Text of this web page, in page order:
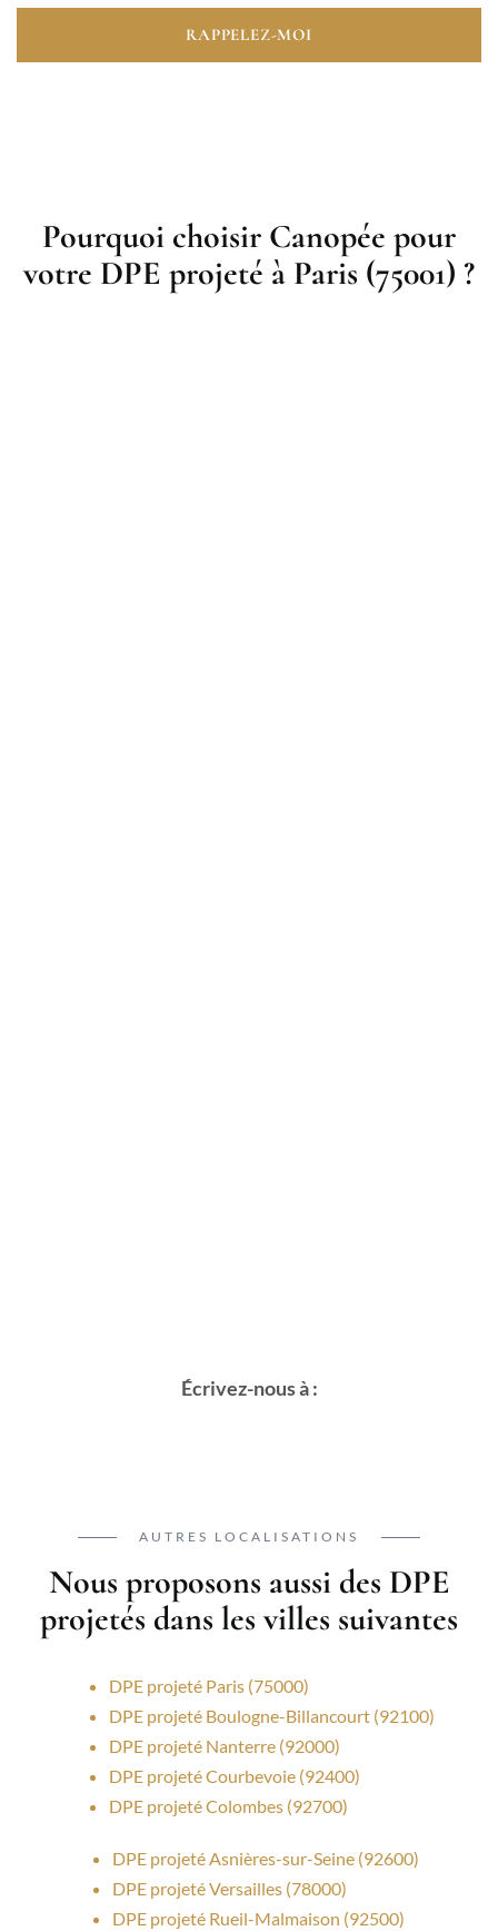
RAPPELEZ-MOI
Pourquoi choisir Canopée pour
votre DPE projeté à Paris (75001) ?
Écrivez-nous à :
AUTRES LOCALISATIONS
Nous proposons aussi des DPE
projetés dans les villes suivantes
DPE projeté Paris (75000)
DPE projeté Boulogne-Billancourt (92100)
DPE projeté Nanterre (92000)
DPE projeté Courbevoie (92400)
DPE projeté Colombes (92700)
DPE projeté Asnières-sur-Seine (92600)
DPE projeté Versailles (78000)
DPE projeté Rueil-Malmaison (92500)